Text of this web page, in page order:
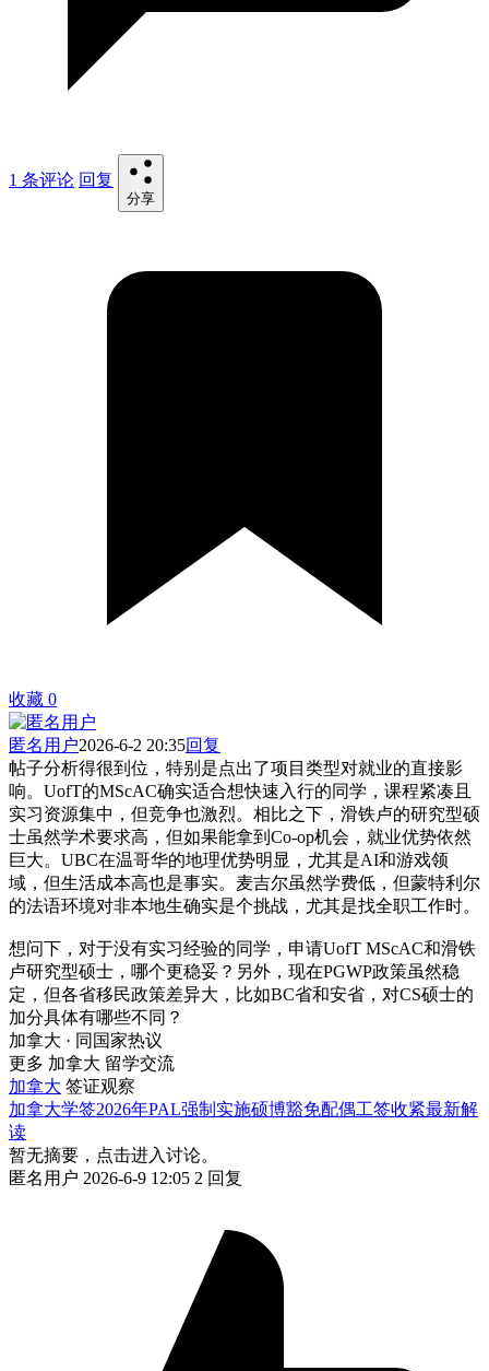
1 条评论 回复
分享
收藏 0
匿名用户2026-6-2 20:35回复
帖子分析得很到位，特别是点出了项目类型对就业的直接影
响。UofT的MScAC确实适合想快速入行的同学，课程紧凑且
实习资源集中，但竞争也激烈。相比之下，滑铁卢的研究型硕
士虽然学术要求高，但如果能拿到Co-op机会，就业优势依然
巨大。UBC在温哥华的地理优势明显，尤其是AI和游戏领
域，但生活成本高也是事实。麦吉尔虽然学费低，但蒙特利尔
的法语环境对非本地生确实是个挑战，尤其是找全职工作时。
想问下，对于没有实习经验的同学，申请UofT MScAC和滑铁
卢研究型硕士，哪个更稳妥？另外，现在PGWP政策虽然稳
定，但各省移民政策差异大，比如BC省和安省，对CS硕士的
加分具体有哪些不同？
加拿大 · 同国家热议
更多 加拿大 留学交流
加拿大 签证观察
加拿大学签2026年PAL强制实施硕博豁免配偶工签收紧最新解
读
暂无摘要，点击进入讨论。
匿名用户 2026-6-9 12:05 2 回复